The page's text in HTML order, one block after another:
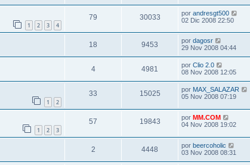
1 2 3 4
79 30033 por andresgt500
02 Dic 2008 22:50
18 9453 por dagosr
29 Nov 2008 04:44
4 4981 por Clio 2.0
08 Nov 2008 12:05
1 2
33 15025 por MAX_SALAZAR
05 Nov 2008 07:19
1 2 3
57 19843 por MM.COM
04 Nov 2008 19:02
2 4448 por beercoholic
03 Nov 2008 08:31